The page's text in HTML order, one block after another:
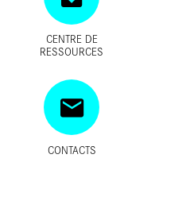
CENTRE DE
RESSOURCES
CONTACTS